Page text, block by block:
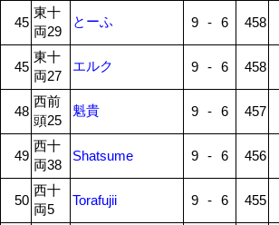
45
東十
両29
とーふ 9 - 6 458
45
東十
両27
エルク 9 - 6 458
48
西前
頭25
魁貴 9 - 6 457
49
西十
両38
Shatsume 9 - 6 456
50
西十
両5
Torafujii 9 - 6 455